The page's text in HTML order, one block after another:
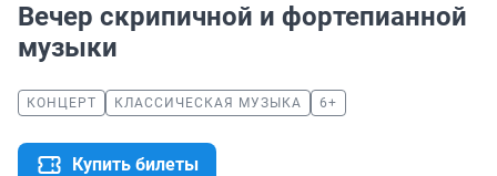
Вечер скрипичной и фортепианной
музыки
КОНЦЕРТ КЛАССИЧЕСКАЯ МУЗЫКА 6+
Купить билеты